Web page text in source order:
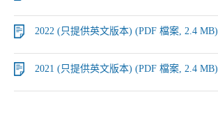
2022 (只提供英文版本) (PDF 檔案, 2.4 MB)
2021 (只提供英文版本) (PDF 檔案, 2.4 MB)